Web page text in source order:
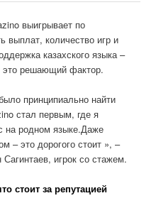
выигрывает по
выплат, количество игр и
казахского языка –
это решающий фактор.
принципиально найти
стал первым, где я
на родном языке.Даже
– это дорогого стоит », –
игрок со стажем.
стоит за репутацией